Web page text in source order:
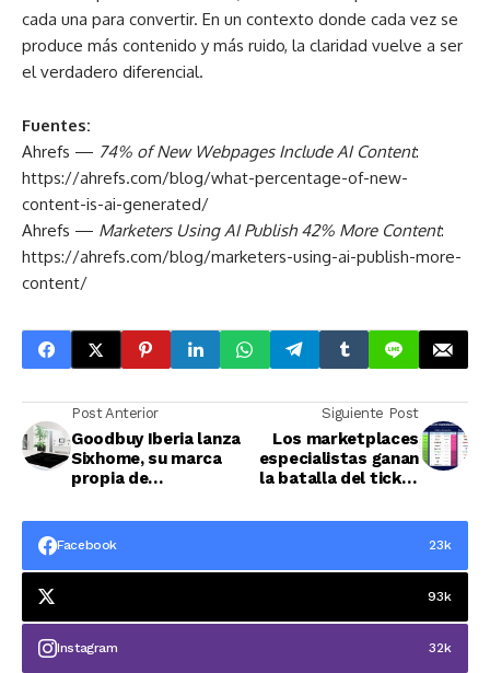
cada una para convertir. En un contexto donde cada vez se
produce más contenido y más ruido, la claridad vuelve a ser
el verdadero diferencial.
Fuentes:
Ahrefs — 74% of New Webpages Include AI Content:
https://ahrefs.com/blog/what-percentage-of-new-
content-is-ai-generated/
Ahrefs — Marketers Using AI Publish 42% More Content:
https://ahrefs.com/blog/marketers-using-ai-publish-more-
content/
Post Anterior
Goodbuy Iberia lanza
Sixhome, su marca
propia de
Siguiente Post
Los marketplaces
especialistas ganan
la batalla del ticket
Facebook 23k
93k
Instagram 32k